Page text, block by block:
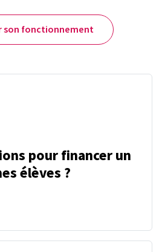
son fonctionnement
pour financer un
élèves ?